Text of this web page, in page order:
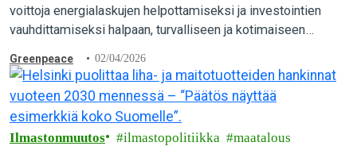
voittoja energialaskujen helpottamiseksi ja investointien
vauhdittamiseksi halpaan, turvalliseen ja kotimaiseen
Greenpeace 02/04/2026
Ilmastonmuutos ilmastopolitiikka maatalous